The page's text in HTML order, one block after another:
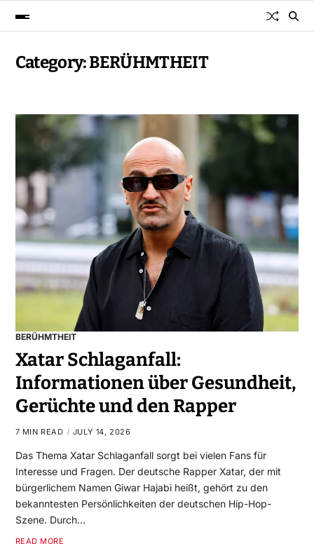
Category:BERÜHMTHEIT
BERÜHMTHEIT
Xatar Schlaganfall:
Informationen über Gesundheit,
Gerüchte und den Rapper
7 MIN READ JULY 14, 2026
Das Thema Xatar Schlaganfall sorgt bei vielen Fans für
Interesse und Fragen. Der deutsche Rapper Xatar, der mit
bürgerlichem Namen Giwar Hajabi heißt, gehört zu den
bekanntesten Persönlichkeiten der deutschen Hip-Hop-
Szene. Durch…
READ MORE